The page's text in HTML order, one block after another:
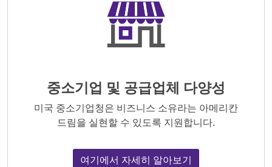
중소기업 및 공급업체 다양성
미국 중소기업청은 비즈니스 소유라는 아메리칸
드림을 실현할 수 있도록 지원합니다.
여기에서 자세히 알아보기